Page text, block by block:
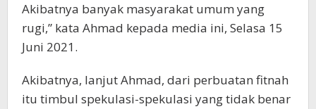
Akibatnya banyak masyarakat umum yang
rugi,” kata Ahmad kepada media ini, Selasa 15
Juni 2021.
Akibatnya, lanjut Ahmad, dari perbuatan fitnah
itu timbul spekulasi-spekulasi yang tidak benar